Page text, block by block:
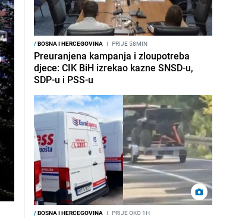
/BOSNA I HERCEGOVINA I PRIJE 58MIN
Preuranjena kampanja i zloupotreba
djece: CIK BiH izrekao kazne SNSD-u,
SDP-u i PSS-u
/BOSNA I HERCEGOVINA I PRIJE OKO 1H